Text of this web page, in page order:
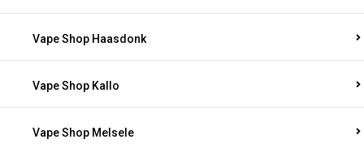
Vape Shop Haasdonk
Vape Shop Kallo
Vape Shop Melsele